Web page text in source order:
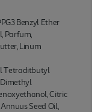
Benzyl Ether
Parfum,
Linum
Tetraditbutyl
Citric
Seed Oil,